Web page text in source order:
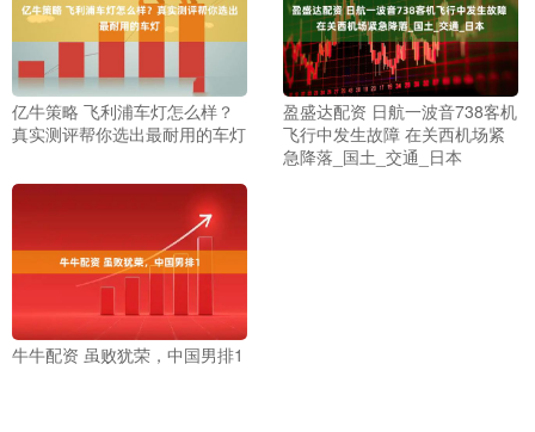
亿牛策略 飞利浦车灯怎么样？
真实测评帮你选出最耐用的车灯
盈盛达配资 日航一波音738客机
飞行中发生故障 在关西机场紧
急降落_国土_交通_日本
牛牛配资 虽败犹荣，中国男排1